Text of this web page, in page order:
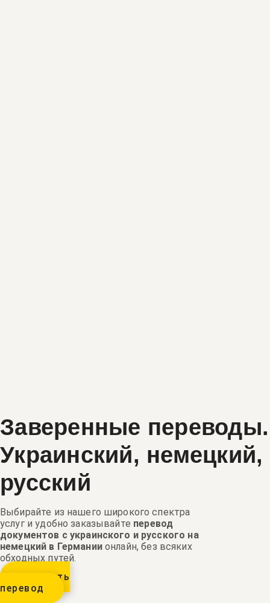
Заверенные переводы.
Украинский, немецкий,
русский
Выбирайте из нашего широкого спектра
услуг и удобно заказывайте перевод
документов с украинского и русского на
немецкий в Германиионлайн, без всяких
обходных путей.
Заказать
перевод